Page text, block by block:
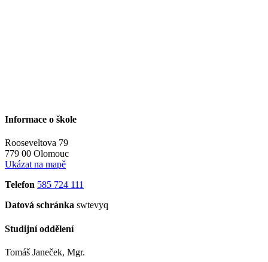
Informace o škole
Rooseveltova 79
779 00 Olomouc
Ukázat na mapě
Telefon 585 724 111
Datová schránka swtevyq
Studijní oddělení
Tomáš Janeček, Mgr.